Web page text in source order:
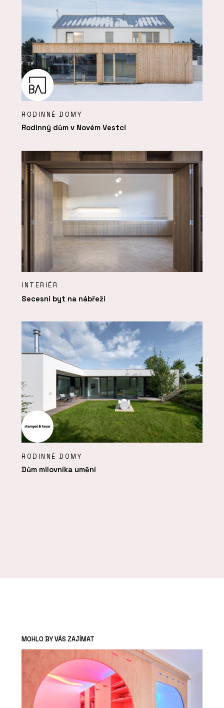
RODINNÉ DOMY
Rodinný dům v Novém Vestci
INTERIÉR
Secesní byt na nábřeží
RODINNÉ DOMY
Dům milovníka umění
MOHLO BY VÁS ZAJÍMAT